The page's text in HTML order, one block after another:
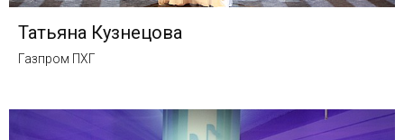
Татьяна Кузнецова
Газпром ПХГ